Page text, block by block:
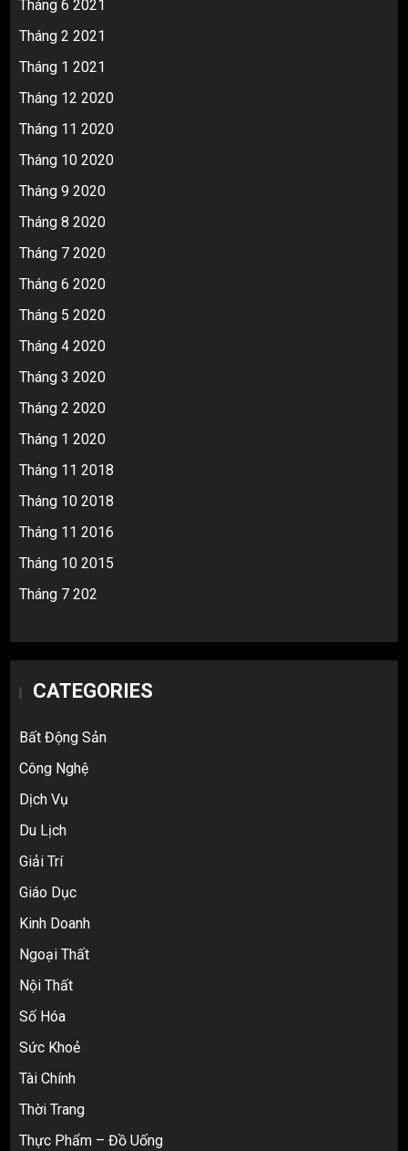
Tháng 6 2021
Tháng 2 2021
Tháng 1 2021
Tháng 12 2020
Tháng 11 2020
Tháng 10 2020
Tháng 9 2020
Tháng 8 2020
Tháng 7 2020
Tháng 6 2020
Tháng 5 2020
Tháng 4 2020
Tháng 3 2020
Tháng 2 2020
Tháng 1 2020
Tháng 11 2018
Tháng 10 2018
Tháng 11 2016
Tháng 10 2015
Tháng 7 202
CATEGORIES
Bất Động Sản
Công Nghệ
Dịch Vụ
Du Lịch
Giải Trí
Giáo Dục
Kinh Doanh
Ngoại Thất
Nội Thất
Số Hóa
Sức Khoẻ
Tài Chính
Thời Trang
Thực Phẩm – Đồ Uống
4